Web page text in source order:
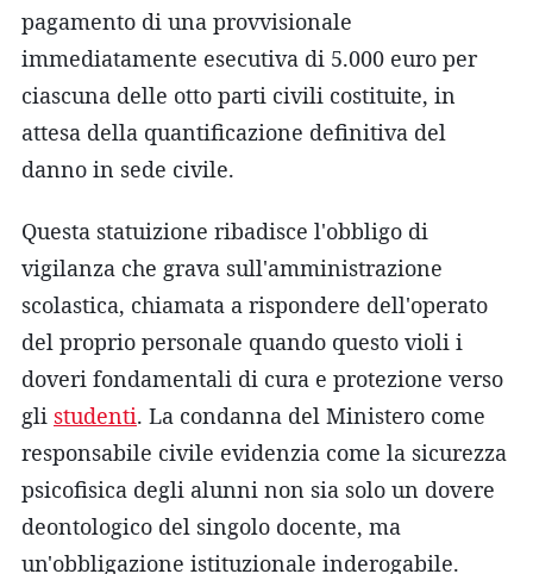
pagamento di una provvisionale
immediatamente esecutiva di 5.000 euro per
ciascuna delle otto parti civili costituite, in
attesa della quantificazione definitiva del
danno in sede civile.
Questa statuizione ribadisce l'obbligo di
vigilanza che grava sull'amministrazione
scolastica, chiamata a rispondere dell'operato
del proprio personale quando questo violi i
doveri fondamentali di cura e protezione verso
gli studenti. La condanna del Ministero come
responsabile civile evidenzia come la sicurezza
psicofisica degli alunni non sia solo un dovere
deontologico del singolo docente, ma
un'obbligazione istituzionale inderogabile.